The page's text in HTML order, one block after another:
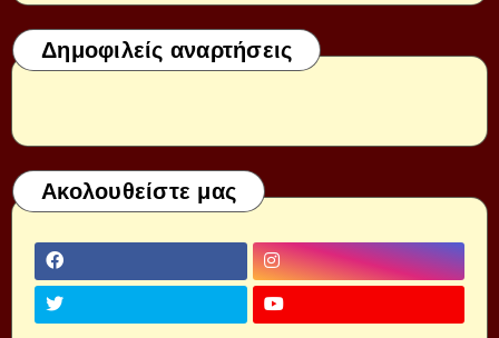
Δημοφιλείς αναρτήσεις
Ακολουθείστε μας